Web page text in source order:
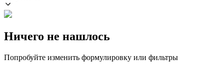
Ничего не нашлось
Попробуйте изменить формулировку или фильтры